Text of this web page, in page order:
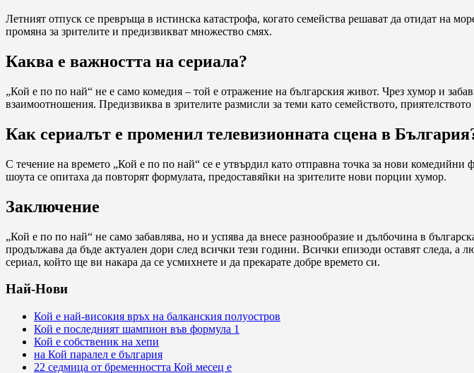
Летният отпуск се превръща в истинска катастрофа, когато семейства решават да отидат на
промяна за зрителите и предизвикват множество смях.
Каква е важността на сериала?
„Кой е по по най“ не е само комедия – той е отражение на българския живот. Чрез хумор и
взаимоотношения. Предизвиква в зрителите размисли за теми като семейството,
Как сериалът е променил телевизионната сцена в
С течение на времето „Кой е по по най“ се е утвърдил като отправна точка за нови
шоута се опитаха да повторят формулата, предоставяйки на зрителите нови порции хумор.
Заключение
„Кой е по по най“ не само забавлява, но и успява да внесе разнообразие и дълбочина в
продължава да бъде актуален дори след всички тези години. Всички епизоди оставят следа,
сериал, който ще ви накара да се усмихнете и да прекарате добре времето си.
Най-Нови
Кой е най-високия връх на балканския полуостров
Кой е последният шампион във формула 1
Кой е собственик на хепи
на Кой паралел е българия
22 седмица от бременността Кой месец е